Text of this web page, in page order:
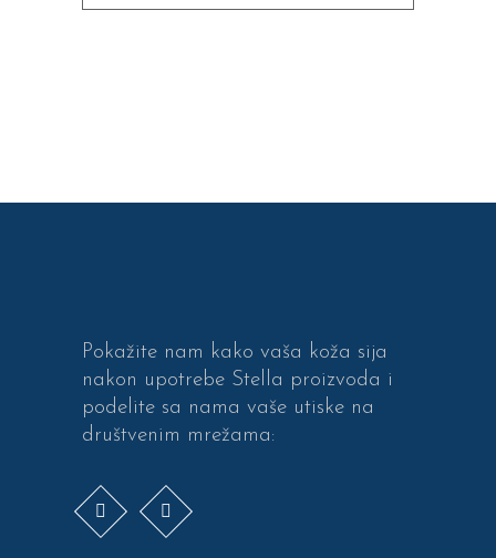
Pokažite nam kako vaša koža sija
nakon upotrebe Stella proizvoda i
podelite sa nama vaše utiske na
društvenim mrežama: